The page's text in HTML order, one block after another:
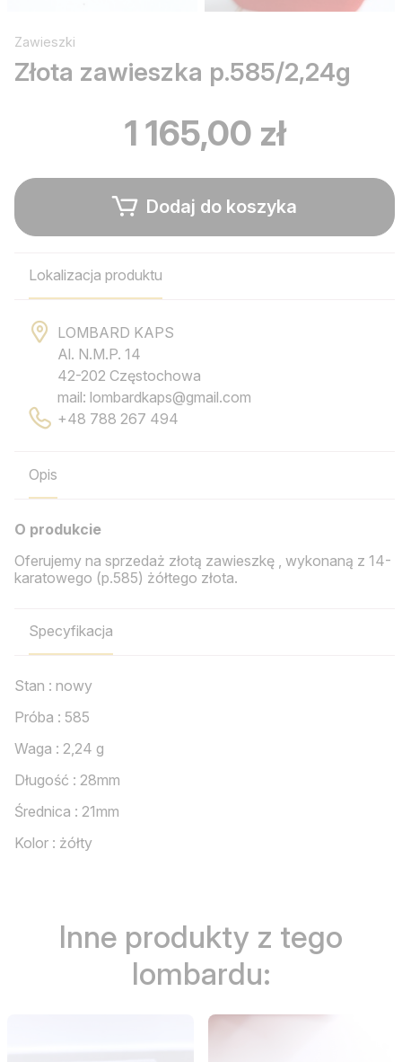
Zawieszki
Złota zawieszka p.585/2,24g
1 165,00 zł
Dodaj do koszyka
Lokalizacja produktu
LOMBARD KAPS
Al. N.M.P. 14
42-202 Częstochowa
mail: lombardkaps@gmail.com
+48 788 267 494
Opis
O produkcie
Oferujemy na sprzedaż złotą zawieszkę , wykonaną z 14-
karatowego (p.585) żółtego złota.
Specyfikacja
Stan : nowy
Próba : 585
Waga : 2,24 g
Długość : 28mm
Średnica : 21mm
Kolor : żółty
Inne produkty z tego
lombardu: